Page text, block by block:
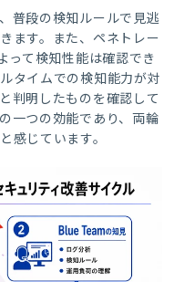
普段の検知ルールで見逃
ます。また、ペネトレー
て検知性能は確認でき
タイムでの検知能力が対
判明したものを確認して
一つの効能であり、両輪
感じています。